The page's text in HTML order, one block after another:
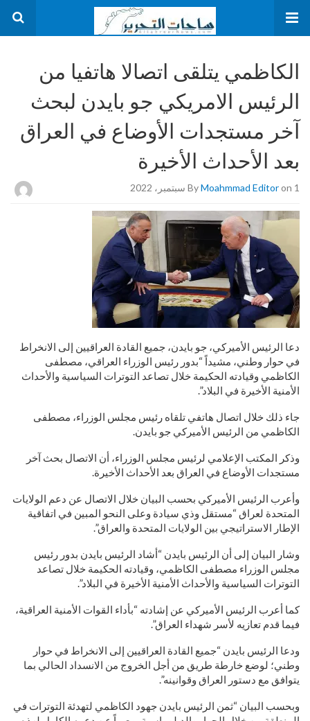
الكاظمي يتلقى اتصالا هاتفيا من
الرئيس الامريكي جو بايدن لبحث
آخر مستجدات الأوضاع في العراق
بعد الأحداث الأخيرة
ByMoahmmad Editoron 1 سبتمبر، 2022
دعا الرئيس الأميركي، جو بايدن، جميع القادة العراقيين إلى الانخراط
في حوار وطني، مشيداً “بدور رئيس الوزراء العراقي، مصطفى
الكاظمي وقيادته الحكيمة خلال تصاعد التوترات السياسية والأحداث
الأمنية الأخيرة في البلاد”.
جاء ذلك خلال اتصال هاتفي تلقاه رئيس مجلس الوزراء، مصطفى
الكاظمي من الرئيس الأميركي جو بايدن.
وذكر المكتب الإعلامي لرئيس مجلس الوزراء، أن الاتصال بحث آخر
مستجدات الأوضاع في العراق بعد الأحداث الأخيرة.
وأعرب الرئيس الأميركي بحسب البيان خلال الاتصال عن دعم الولايات
المتحدة لعراق “مستقل وذي سيادة وعلى النحو المبين في اتفاقية
الإطار الاستراتيجي بين الولايات المتحدة والعراق”.
وشار البيان إلى أن الرئيس بايدن “أشاد الرئيس بايدن بدور رئيس
مجلس الوزراء مصطفى الكاظمي، وقيادته الحكيمة خلال تصاعد
التوترات السياسية والأحداث الأمنية الأخيرة في البلاد”.
كما أعرب الرئيس الأميركي عن إشادته “بأداء القوات الأمنية العراقية،
فيما قدم تعازيه لأسر شهداء العراق”.
ودعا الرئيس بايدن “جميع القادة العراقيين إلى الانخراط في حوار
وطني؛ لوضع خارطة طريق من أجل الخروج من الانسداد الحالي بما
يتوافق مع دستور العراق وقوانينه”.
وبحسب البيان “ثمن الرئيس بايدن جهود الكاظمي لتهدئة التوترات في